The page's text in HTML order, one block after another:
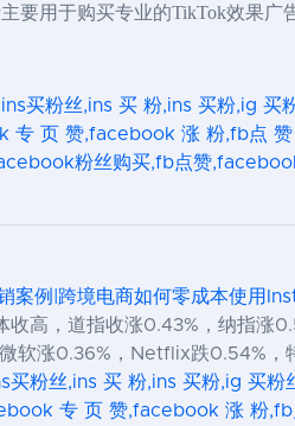
要用于购买专业的TikTok效果
买粉丝,ins 买 粉,ins 买粉,ig
专 页 赞,facebook 涨 粉,fb点 赞
粉丝购买,fb点赞
案例|跨境电商如何零成本使用
收高，道指收涨0.43%，纳指
软涨0.36%，Netflix跌0.54%，
买粉丝,ins 买 粉,ins 买粉,ig
专 页 赞,facebook 涨 粉,fb